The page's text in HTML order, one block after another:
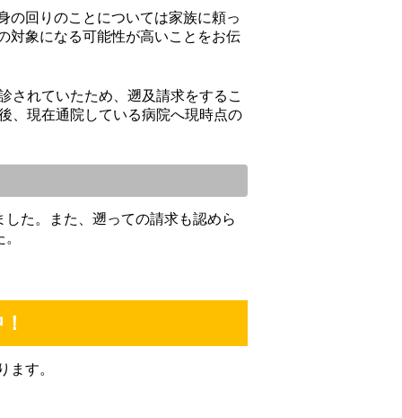
回りのことについては家族に頼っ
対象になる可能性が高いことをお伝
れていたため、遡及請求をするこ
、現在通院している病院へ現時点の
た。また、遡っての請求も認めら
ます。